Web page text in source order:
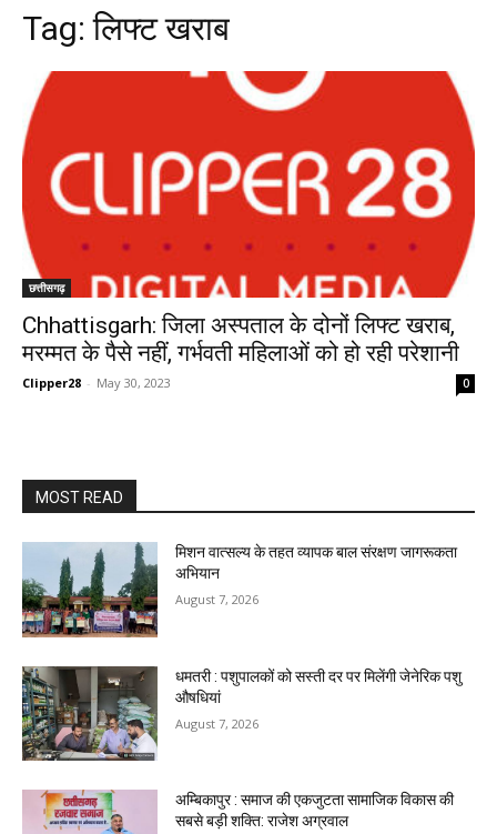
Tag:लिफ्ट खराब
छत्तीसगढ़
Chhattisgarh: जिला अस्पताल के दोनों लिफ्ट खराब,
मरम्मत के पैसे नहीं, गर्भवती महिलाओं को हो रही परेशानी
Clipper28 - May 30, 2023 0
MOST READ
मिशन वात्सल्य के तहत व्यापक बाल संरक्षण जागरूकता
अभियान
August 7, 2026
धमतरी : पशुपालकों को सस्ती दर पर मिलेंगी जेनेरिक पशु
औषधियां
August 7, 2026
अम्बिकापुर : समाज की एकजुटता सामाजिक विकास की
सबसे बड़ी शक्ति: राजेश अग्रवाल